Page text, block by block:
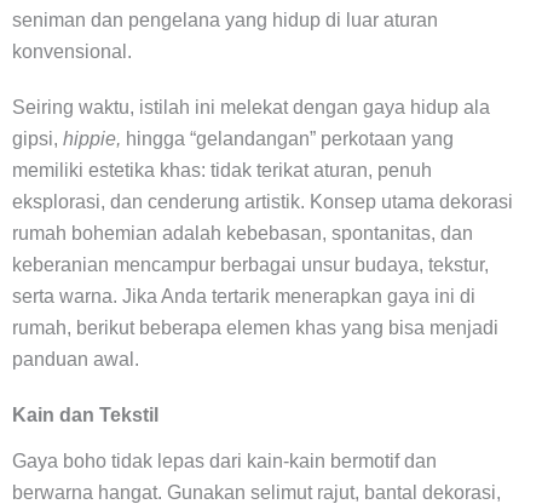
seniman dan pengelana yang hidup di luar aturan
konvensional.
Seiring waktu, istilah ini melekat dengan gaya hidup ala
gipsi, hippie, hingga “gelandangan” perkotaan yang
memiliki estetika khas: tidak terikat aturan, penuh
eksplorasi, dan cenderung artistik. Konsep utama dekorasi
rumah bohemian adalah kebebasan, spontanitas, dan
keberanian mencampur berbagai unsur budaya, tekstur,
serta warna. Jika Anda tertarik menerapkan gaya ini di
rumah, berikut beberapa elemen khas yang bisa menjadi
panduan awal.
Kain dan Tekstil
Gaya boho tidak lepas dari kain-kain bermotif dan
berwarna hangat. Gunakan selimut rajut, bantal dekorasi,